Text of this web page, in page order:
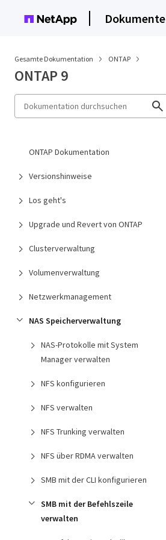
Dokumente
Gesamte Dokumentation ONTAP
ONTAP 9
ONTAP Dokumentation
Versionshinweise
Los geht's
Upgrade und Revert von ONTAP
Clusterverwaltung
Volumenverwaltung
Netzwerkmanagement
NAS Speicherverwaltung
NAS-Protokolle mit System
Manager verwalten
NFS konfigurieren
NFS verwalten
NFS Trunking verwalten
NFS über RDMA verwalten
SMB mit der CLI konfigurieren
SMB mit der Befehlszeile
verwalten